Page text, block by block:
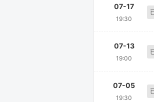
07-17
19:30
07-13
19:00
07-05
19:30